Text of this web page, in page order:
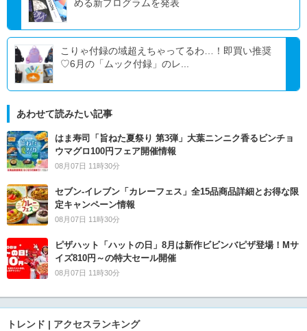
める新プログラムを発表
こりゃ付録の域超えちゃってるわ…！即買い推奨
♡6月の「ムック付録」のレ...
あわせて読みたい記事
はま寿司「旨ねた夏祭り 第3弾」大葉ニンニク香るビンチョ
ウマグロ100円フェア開催情報
08月07日 11時30分
セブン‐イレブン「カレーフェス」全15品商品詳細とお得な限
定キャンペーン情報
08月07日 11時30分
ピザハット「ハットの日」8月は新作ビビンバピザ登場！Mサ
イズ810円～の特大セール開催
08月07日 11時30分
トレンド | アクセスランキング